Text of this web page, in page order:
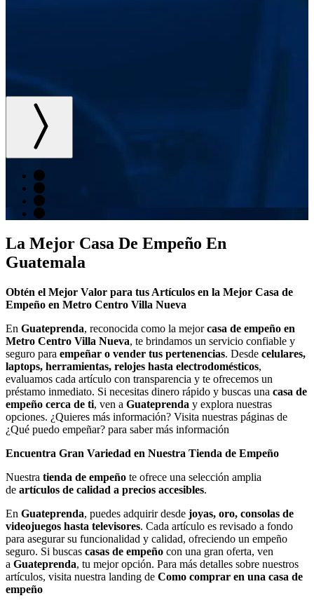
La Mejor Casa De Empeño En
Guatemala
Obtén el Mejor Valor para tus Artículos en la Mejor Casa de
Empeño en Metro Centro Villa Nueva
En Guateprenda, reconocida como la mejorcasa de empeño en
Metro Centro Villa Nueva, te brindamos un servicio confiable y
seguro para empeñar o vender tus pertenencias. Desde celulares,
laptops, herramientas, relojes hasta electrodomésticos,
evaluamos cada artículo con transparencia y te ofrecemos un
préstamo inmediato. Si necesitas dinero rápido y buscas una casa de
empeño cerca de ti, ven a Guateprenda y explora nuestras
opciones. ¿Quieres más información? Visita nuestras páginas de
¿Qué puedo empeñar? para saber más información
Encuentra Gran Variedad en Nuestra Tienda de Empeño
Nuestra tienda de empeño te ofrece una selección amplia
de artículos de calidad a precios accesibles.
En Guateprenda, puedes adquirir desde joyas, oro, consolas de
videojuegos hasta televisores. Cada artículo es revisado a fondo
para asegurar su funcionalidad y calidad, ofreciendo un empeño
seguro. Si buscas casas de empeño con una gran oferta, ven
a Guateprenda, tu mejor opción. Para más detalles sobre nuestros
artículos, visita nuestra landing de Como comprar en una casa de
empeño